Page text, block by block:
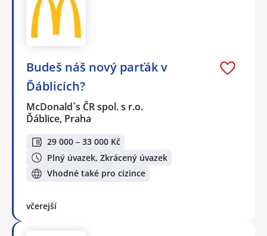
Budeš náš nový parťák v
Ďáblicích?
McDonald`s ČR spol. s r.o.
Ďáblice, Praha
29 000 – 33 000 Kč
Plný úvazek, Zkrácený úvazek
Vhodné také pro cizince
včerejší